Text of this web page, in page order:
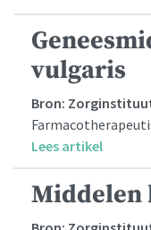
vulgaris
Bron:
Lees artikel
Middelen